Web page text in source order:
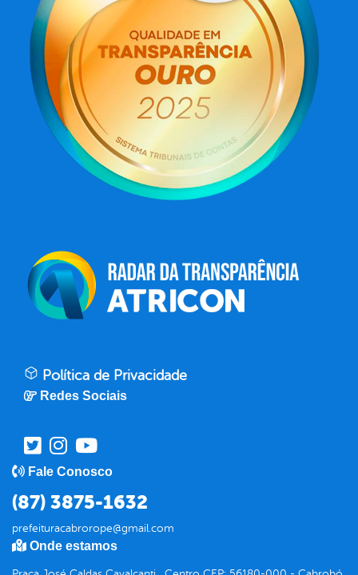
Política de Privacidade
Redes Sociais
Fale Conosco
(87) 3875-1632
prefeituracabrorope@gmail.com
Onde estamos